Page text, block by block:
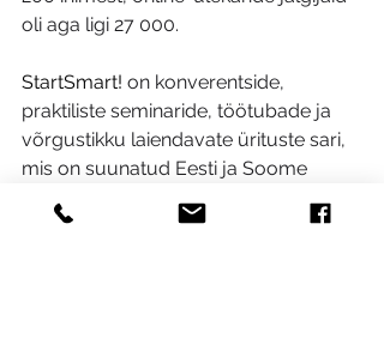
oli aga ligi 27 000.
StartSmart! on konverentside,
praktiliste seminaride, töötubade ja
võrgustikku laiendavate ürituste sari,
mis on suunatud Eesti ja Soome
alustavatele ettevõtjatele. Üritustesari
kestab 2013. aasta keskpaigani ja